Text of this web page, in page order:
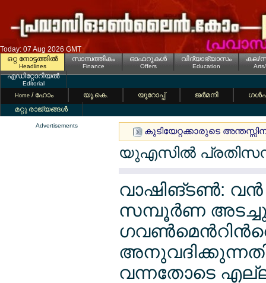
Today: 07 Aug 2026 GMT
ഒറ്റ നോട്ടത്തില്‍
Headlines
സാമ്പത്തികം
Finance
ഓഫറുകള്‍
Offers
വിദ്യാഭ്യാസം
Education
കല/
എഡിറ്റോറിയല്‍
Editorial
Home / ഹോം യൂ.കെ. യൂറോപ്പ് ജര്‍മനി
മറ്റു രാജ്യങ്ങള്‍
Advertisements
കുടിയേറ്റക്കാരുടെ
യുഎസില്‍
വാഷിങ്ടണ്‍: വന്‍
സമ്പൂര്‍ണ
വന്നതോടെ